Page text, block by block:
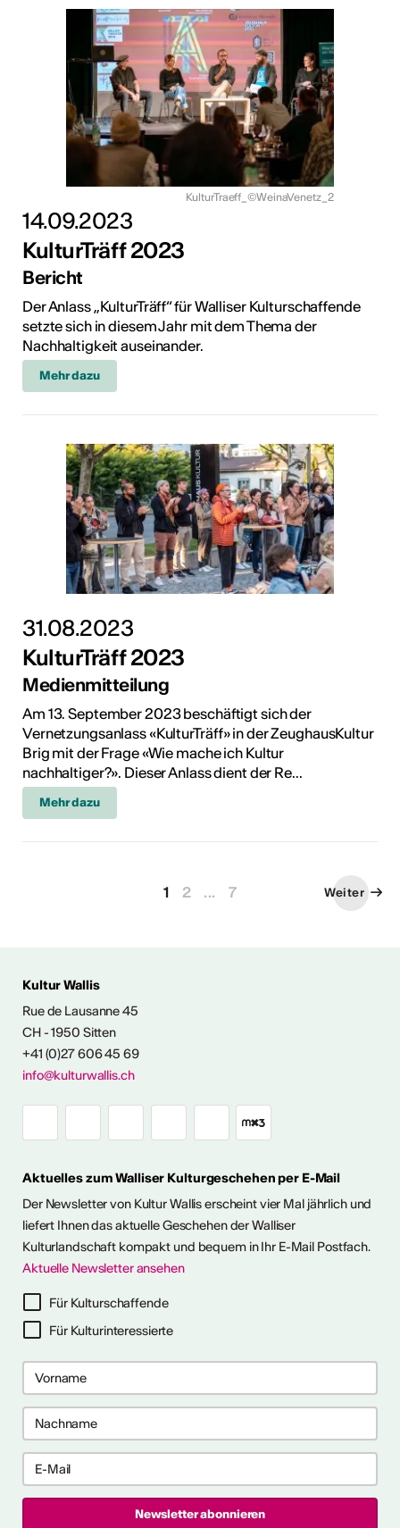
& KONTAKT
abonnieren
2024/2025
KulturTraeff_©WeinaVenetz_2
14.09.2023
KulturTräff 2023
Bericht
Der Anlass „KulturTräff“ für Walliser Kulturschaffende
setzte sich in diesem Jahr mit dem Thema der
Nachhaltigkeit auseinander.
Mehr dazu
31.08.2023
KulturTräff 2023
Medienmitteilung
Am 13. September 2023 beschäftigt sich der
Vernetzungsanlass «KulturTräff» in der ZeughausKultur
Brig mit der Frage «Wie mache ich Kultur
nachhaltiger?». Dieser Anlass dient der Re...
Mehr dazu
1 2 ... 7 Weiter
Kultur Wallis
Rue de Lausanne 45
CH - 1950 Sitten
+41 (0)27 606 45 69
info@kulturwallis.ch
Aktuelles zum Walliser Kulturgeschehen per E-Mail
Der Newsletter von Kultur Wallis erscheint vier Mal jährlich und
liefert Ihnen das aktuelle Geschehen der Walliser
Kulturlandschaft kompakt und bequem in Ihr E-Mail Postfach.
Aktuelle Newsletter ansehen
Für Kulturschaffende
Für Kulturinteressierte